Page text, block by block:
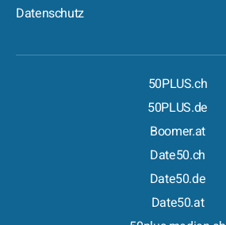
Datenschutz
50PLUS.ch
50PLUS.de
Boomer.at
Date50.ch
Date50.de
Date50.at